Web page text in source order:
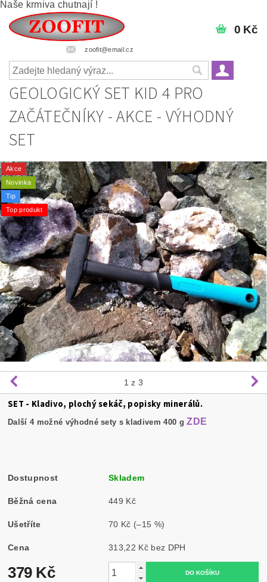
Naše krmiva chutnají !
zoofit@email.cz
0 Kč
GEOLOGICKÝ SET KID 4 PRO
ZAČÁTEČNÍKY - AKCE - VÝHODNÝ
SET
Akce
Novinka
Tip
Top produkt
1 z 3
SET - Kladivo, plochý sekáč, popisky minerálů.
Další 4 možné výhodné sety s kladivem 400 gZDE
Dostupnost Skladem
Běžná cena 449 Kč
Ušetříte 70 Kč (–15 %)
Cena 313,22 Kč bez DPH
379 Kč